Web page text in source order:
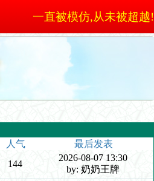
一直被模仿,从未被超越!
人气
最后发表
144
2026-08-07 13:30
by: 奶奶王牌